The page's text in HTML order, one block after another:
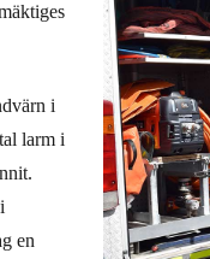
i
larm i
en